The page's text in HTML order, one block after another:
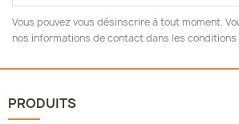
Vous pouvez vous désinscrire à tout moment.
nos informations de contact dans les
PRODUITS